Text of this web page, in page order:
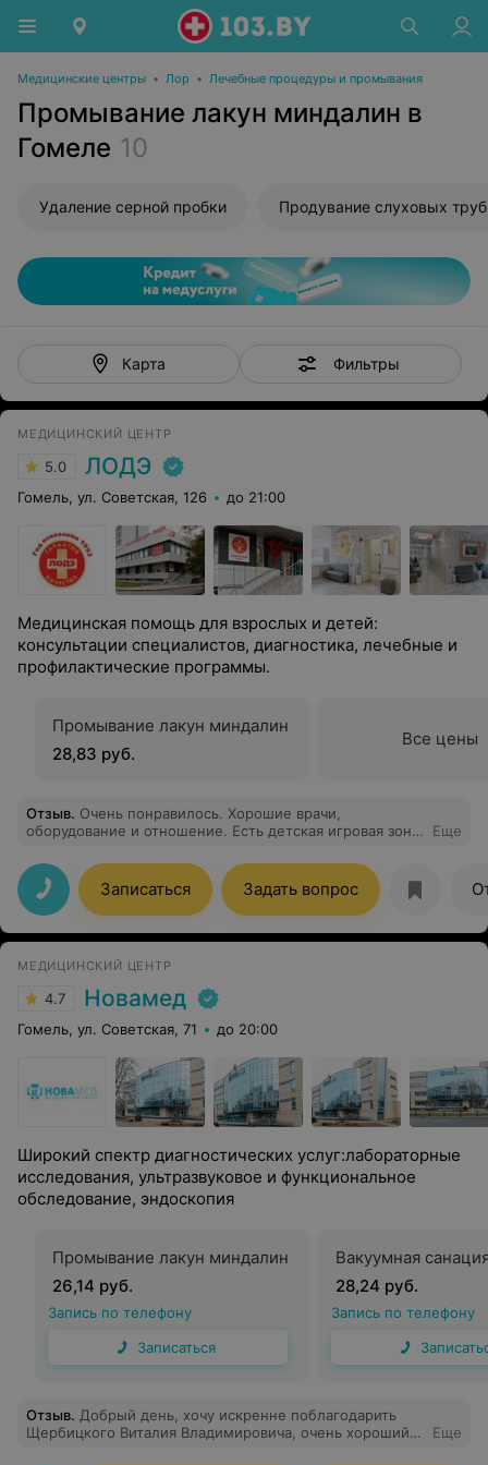
Медицинские центры • Лор • Лечебные процедуры и промывания
Промывание лакун миндалин в
Гомеле 10
Удаление серной пробки
Карта Фильтры
МЕДИЦИНСКИЙ ЦЕНТР
5.0 ЛОДЭ
Гомель, ул. Советская, 126 до 21:00
Медицинская помощь для взрослых и детей:
консультации специалистов, диагностика, лечебные и
профилактические программы.
Промывание лакун миндалин
28,83 руб.
Все цены
Отзыв. Очень понравилось. Хорошие врачи,
оборудование и отношение. Есть детская игровая зона
себя человеком. Очень хорошее отношение к детям.
Еще
Записаться Задать вопрос
МЕДИЦИНСКИЙ ЦЕНТР
4.7 Новамед
Гомель, ул. Советская, 71 до 20:00
Широкий спектр диагностических услуг:лабораторные
исследования, ультразвуковое и функциональное
обследование, эндоскопия
Промывание лакун миндалин
26,14 руб.
Запись по телефону
Записаться
Вакуумная
28,24 руб.
Запись по телефону
Отзыв. Добрый день, хочу искренне поблагодарить
Щербицкого Виталия Владимировича, очень хороший
Еще